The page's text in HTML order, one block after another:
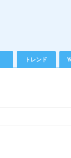
トレンド